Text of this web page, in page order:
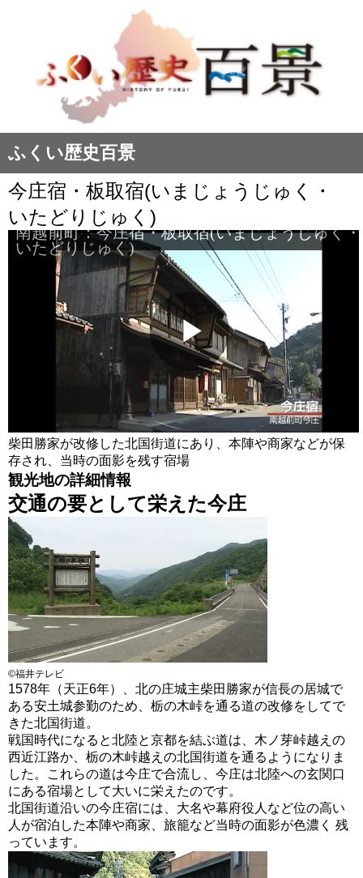
ふくい歴史百景
今庄宿・板取宿(いまじょうじゅく・
いたどりじゅく)
柴田勝家が改修した北国街道にあり、本陣や商家などが保
存され、当時の面影を残す宿場
観光地の詳細情報
交通の要として栄えた今庄
©福井テレビ
1578年（天正6年）、北の庄城主柴田勝家が信長の居城で
ある安土城参勤のため、栃の木峠を通る道の改修をしてで
きた北国街道。
戦国時代になると北陸と京都を結ぶ道は、木ノ芽峠越えの
西近江路か、栃の木峠越えの北国街道を通るようになりま
した。これらの道は今庄で合流し、今庄は北陸への玄関口
にある宿場として大いに栄えたのです。
北国街道沿いの今庄宿には、大名や幕府役人など位の高い
人が宿泊した本陣や商家、旅籠など当時の面影が色濃く 残
っています。